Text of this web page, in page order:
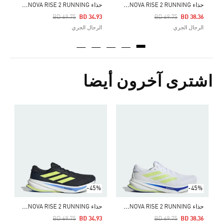
ح
ذاء SUPERNOVA RISE 2 RUNNING
Price Reduced From
BD 69.75
To BD 38.36
الرجال الجري
ح
ذاء SUPERNOVA RISE 2 RUNNING
Price Reduced From
BD 69.75
To BD 34.93
الرجال الجري
اشترى آخرون أيضا
-45%
ح
ذاء SUPERNOVA RISE 2 RUNNING
Price Reduced From
BD 69.75
To BD 38.36
-45%
ح
ذاء SUPERNOVA RISE 2 RUNNING
Price Reduced From
BD 69.75
To BD 34.93